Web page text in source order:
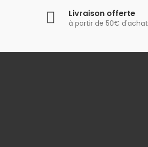
Livraison offerte
à partir de 50€ d'achat